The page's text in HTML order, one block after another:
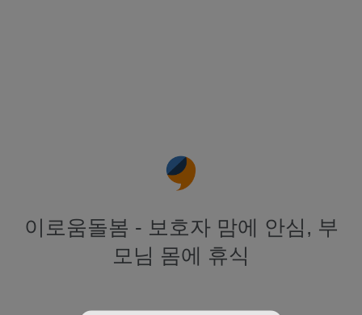
이로움돌봄 - 보호자 맘에 안심, 부
모님 몸에 휴식